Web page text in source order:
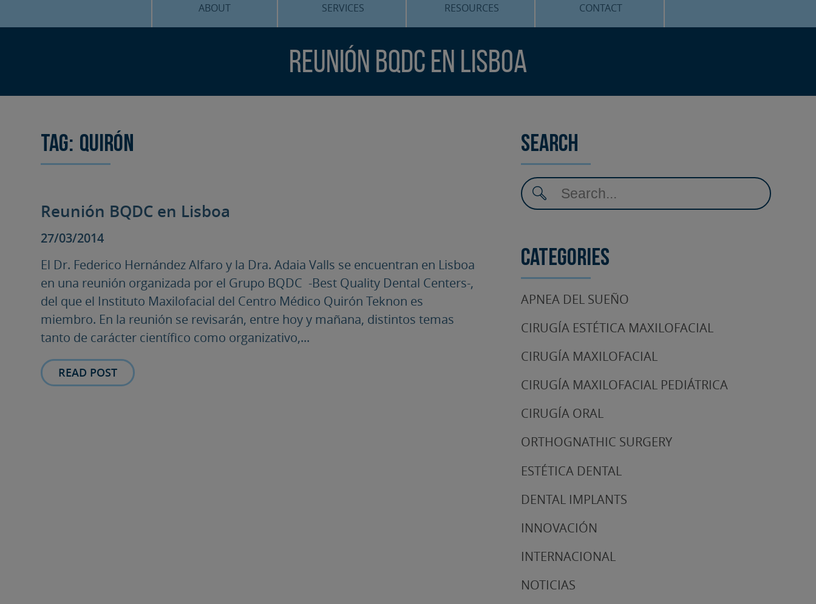
ABOUT SERVICES
SLEEP APNEA
RESOURCES
BLOG
CONTACT
Reunión BQDC en Lisboa
Tag: Quirón
Reunión BQDC en Lisboa
27/03/2014
El Dr. Federico Hernández Alfaro y la Dra. Adaia Valls se encuentran en Lisboa
en una reunión organizada por el Grupo BQDC -Best Quality Dental Centers-,
del que el Instituto Maxilofacial del Centro Médico Quirón Teknon es
miembro. En la reunión se revisarán, entre hoy y mañana, distintos temas
tanto de carácter científico como organizativo,...
READ POST
Search
Categories
APNEA DEL SUEÑO
CIRUGÍA ESTÉTICA MAXILOFACIAL
CIRUGÍA MAXILOFACIAL
CIRUGÍA MAXILOFACIAL PEDIÁTRICA
CIRUGÍA ORAL
ORTHOGNATHIC SURGERY
ESTÉTICA DENTAL
DENTAL IMPLANTS
INNOVACIÓN
INTERNACIONAL
NOTICIAS